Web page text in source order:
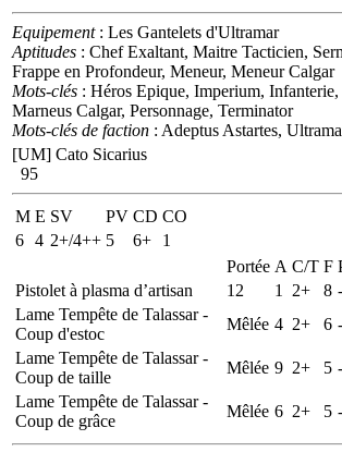
Equipement: Les Gantelets d'Ultramar
Aptitudes : Chef Exaltant, Maitre Tacticien,
Frappe en Profondeur, Meneur, Meneur Calgar
Mots-clés : Héros Epique, Imperium,
Marneus Calgar, Personnage, Terminator
Mots-clés de faction : Adeptus Astartes,
[UM] Cato Sicarius
95
M E SV PV CD CO
6 4 2+/4++ 5 6+
1
Portée A C/T F
Pistolet à plasma d’artisan
12 1 2+ 8
Lame Tempête de Talassar -
Coup d'estoc
Mêlée 4 2+ 6
Lame Tempête de Talassar -
Coup de taille
Mêlée 9 2+ 5
Lame Tempête de Talassar -
Coup de grâce
Mêlée 6 2+ 5